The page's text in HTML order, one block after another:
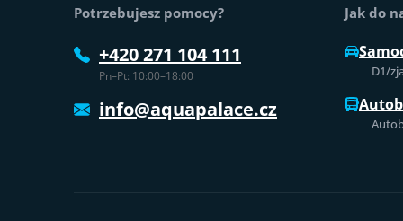
Potrzebujesz pomocy?
+420 271 104 111
Pn–Pt: 10:00–18:00
info@aquapalace.cz
Jak do
D1/